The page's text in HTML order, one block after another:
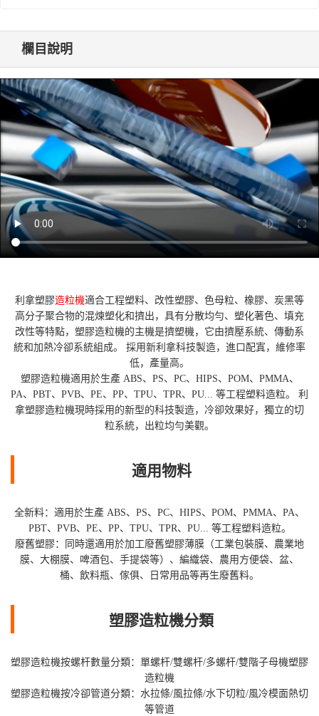
欄目說明
利拿塑膠造粒機適合工程塑料、改性塑膠、色母粒、橡膠、炭黑等
高分子聚合物的混煉塑化和擠出，具有分散均勻、塑化著色、填充
改性等特點，塑膠造粒機的主機是擠塑機，它由擠壓系統、傳動系
統和加熱冷卻系統組成。 採用新利拿科技製造，進口配寘，維修率
低，產量高。
塑膠造粒機適用於生產 ABS、PS、PC、HIPS、POM、PMMA、
PA、PBT、PVB、PE、PP、TPU、TPR、PU... 等工程塑料造粒。 利
拿塑膠造粒機現時採用的新型的科技製造，冷卻效果好，獨立的切
粒系統，出粒均勻美觀。
適用物料
全新料：適用於生產 ABS、PS、PC、HIPS、POM、PMMA、PA、
PBT、PVB、PE、PP、TPU、TPR、PU... 等工程塑料造粒。
廢舊塑膠：同時還適用於加工廢舊塑膠薄膜（工業包裝膜、農業地
膜、大棚膜、啤酒包、手提袋等）、編織袋、農用方便袋、盆、
桶、飲料瓶、傢俱、日常用品等再生廢舊料。
塑膠造粒機分類
塑膠造粒機按螺杆數量分類：單螺杆/雙螺杆/多螺杆/雙階子母機塑膠
造粒機
塑膠造粒機按冷卻管道分類：水拉條/風拉條/水下切粒/風冷模面熱切
等管道